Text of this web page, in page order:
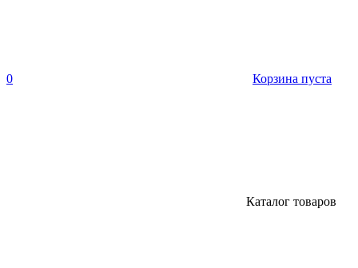
0 Корзина пуста
Каталог товаров